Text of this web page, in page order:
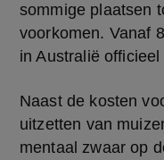
sommige plaatsen
voorkomen. Vanaf
in Australië
Naast de kosten
uitzetten van
mentaal zwaar op